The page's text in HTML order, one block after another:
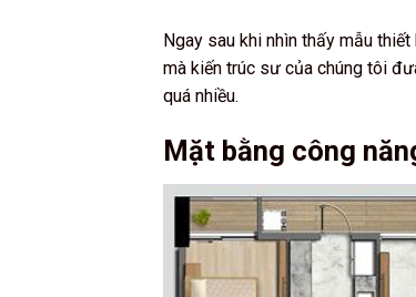
Ngay sau khi nhìn thấy mẫu
mà kiến trúc sư của chúng tôi
quá nhiều.
Mặt bằng công